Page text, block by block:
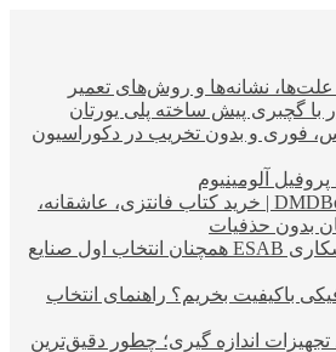
با گچبری پیش ساخته پلی یورتان
فوری و بدون تخریب در دکوراسیون
آلومینیوم
فروشگاه کتاب DMDBook | خرید کتاب فانتزی، عاشقانه،
بدون حذفیات
چرا محصولات جوشکاری ESAB همچنان انتخاب اول صنایع
باکیفیت بخریم؟ راهنمای انتخاب
اندازه گیری؛ چطور دقیق‌ترین